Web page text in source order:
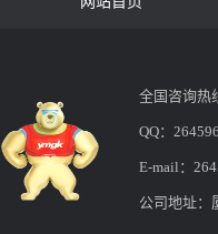
全国咨询热
QQ：
E-mail：
公司地址：